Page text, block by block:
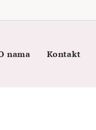
nama Kontakt